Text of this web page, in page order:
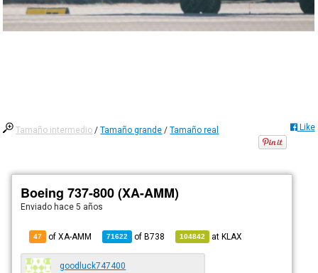
Tamaño intermedio /Tamaño grande /Tamaño real Like
Boeing 737-800 (XA-AMM)
Enviado hace 5 años
47 of XA-AMM 71622 ofB738 104842 atKLAX
goodluck747400